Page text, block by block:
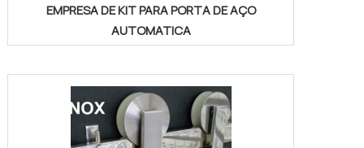
EMPRESA DE KIT PARA PORTA DE AÇO
AUTOMATICA